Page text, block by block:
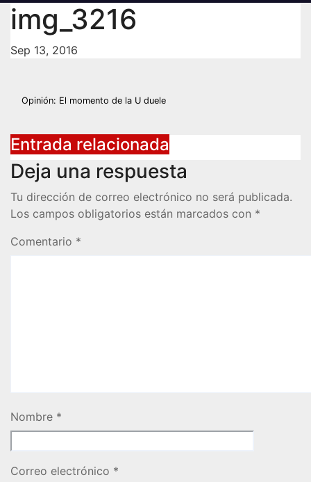
img_3216
Sep 13, 2016
Navegación
de
entradas
Opinión: El momento de la U duele
Entrada relacionada
Deja una respuesta
Tu dirección de correo electrónico no será publicada.
Los campos obligatorios están marcados con *
Comentario *
Nombre *
Correo electrónico *